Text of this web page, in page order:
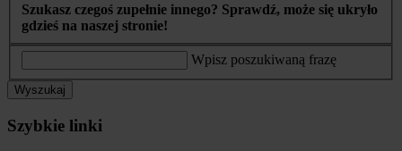
Szukasz czegoś zupełnie innego? Sprawdź, może się ukryło
gdzieś na naszej stronie!
Wpisz poszukiwaną frazę
Wyszukaj
Szybkie linki